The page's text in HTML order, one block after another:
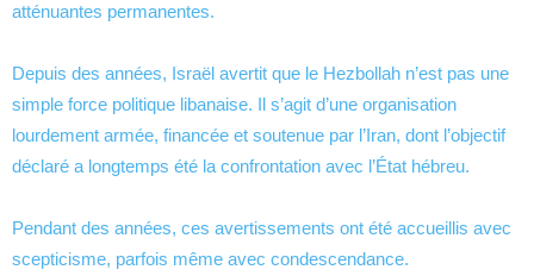
atténuantes permanentes.
Depuis des années, Israël avertit que le Hezbollah n’est pas une
simple force politique libanaise. Il s’agit d’une organisation
lourdement armée, financée et soutenue par l’Iran, dont l’objectif
déclaré a longtemps été la confrontation avec l’État hébreu.
Pendant des années, ces avertissements ont été accueillis avec
scepticisme, parfois même avec condescendance.